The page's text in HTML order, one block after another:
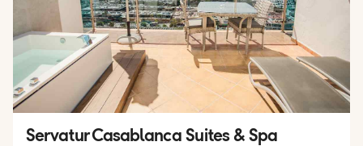
Servatur Casablanca Suites & Spa